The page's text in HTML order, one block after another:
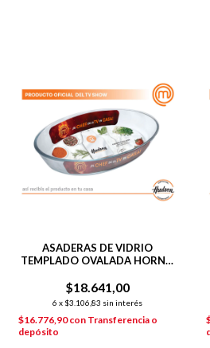
ASADERAS DE VIDRIO
TEMPLADO OVALADA HORNO
$18.641,00
6 x $3.106,83 sin interés
$16.776,90con Transferencia o
depósito